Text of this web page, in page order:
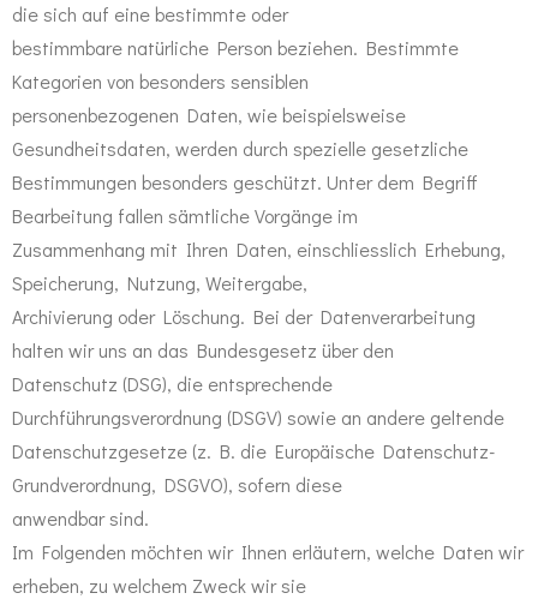
die sich auf eine bestimmte oder
bestimmbare natürliche Person beziehen. Bestimmte
Kategorien von besonders sensiblen
personenbezogenen Daten, wie beispielsweise
Gesundheitsdaten, werden durch spezielle gesetzliche
Bestimmungen besonders geschützt. Unter dem Begriff
Bearbeitung fallen sämtliche Vorgänge im
Zusammenhang mit Ihren Daten, einschliesslich Erhebung,
Speicherung, Nutzung, Weitergabe,
Archivierung oder Löschung. Bei der Datenverarbeitung
halten wir uns an das Bundesgesetz über den
Datenschutz (DSG), die entsprechende
Durchführungsverordnung (DSGV) sowie an andere geltende
Datenschutzgesetze (z. B. die Europäische Datenschutz-
Grundverordnung, DSGVO), sofern diese
anwendbar sind.
Im Folgenden möchten wir Ihnen erläutern, welche Daten wir
erheben, zu welchem Zweck wir sie